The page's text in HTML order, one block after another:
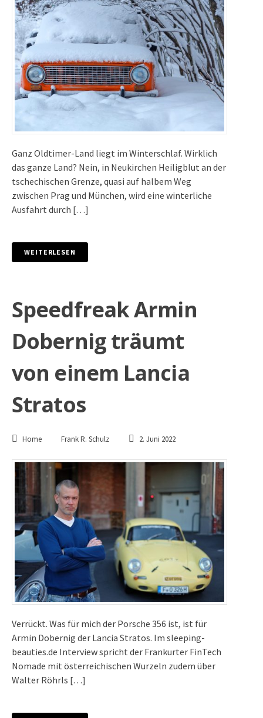
Ganz Oldtimer-Land liegt im Winterschlaf. Wirklich
das ganze Land? Nein, in Neukirchen Heiligblut an der
tschechischen Grenze, quasi auf halbem Weg
zwischen Prag und München, wird eine winterliche
Ausfahrt durch […]
WEITERLESEN
Speedfreak Armin
Dobernig träumt
von einem Lancia
Stratos
Home Frank R. Schulz 2. Juni 2022
Verrückt. Was für mich der Porsche 356 ist, ist für
Armin Dobernig der Lancia Stratos. Im sleeping-
beauties.de Interview spricht der Frankurter FinTech
Nomade mit österreichischen Wurzeln zudem über
Walter Röhrls […]